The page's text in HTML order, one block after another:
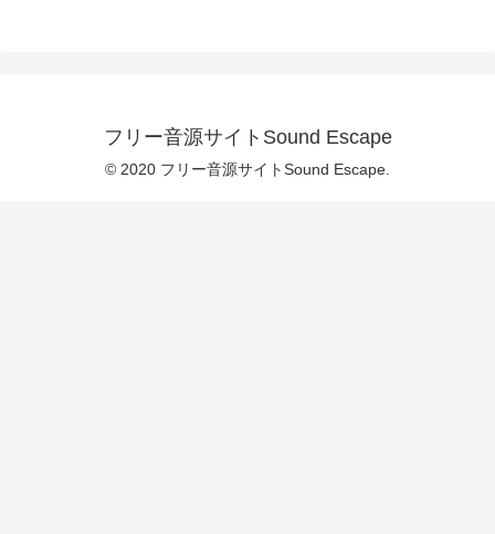
フリー音源サイトSound Escape
© 2020 フリー音源サイトSound Escape.